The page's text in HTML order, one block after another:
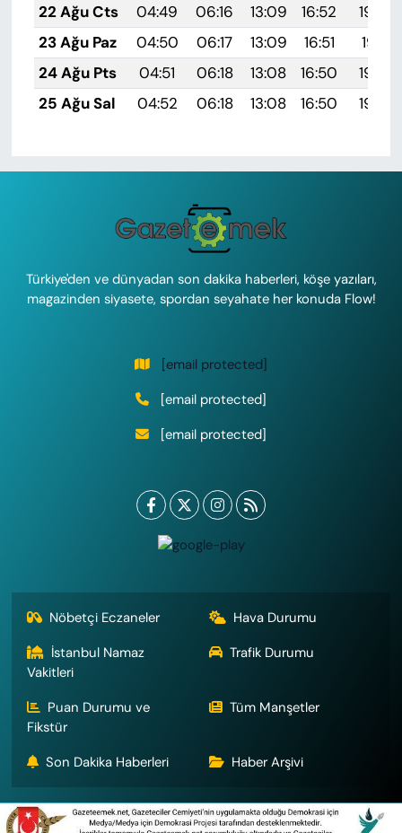
22 Ağu Cts
04:49 06:16 13:09 16:52
19:52
23 Ağu Paz
04:50 06:17 13:09 16:51
19:51
24 Ağu Pts
04:51 06:18 13:08 16:50
19:49
25 Ağu Sal
04:52 06:18 13:08 16:50 19:48
Türkiye'den ve dünyadan son dakika haberleri, köşe yazıları,
magazinden siyasete, spordan seyahate her konuda Flow!
[email protected]
[email protected]
[email protected]
Nöbetçi Eczaneler
Hava Durumu
İstanbul Namaz
Vakitleri
Trafik Durumu
Puan Durumu ve
Fikstür
Tüm Manşetler
Son Dakika Haberleri Haber Arşivi